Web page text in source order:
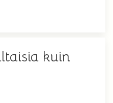
kuin